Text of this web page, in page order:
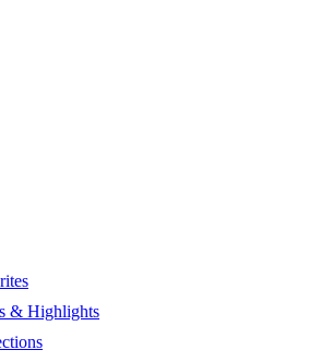
& Highlights